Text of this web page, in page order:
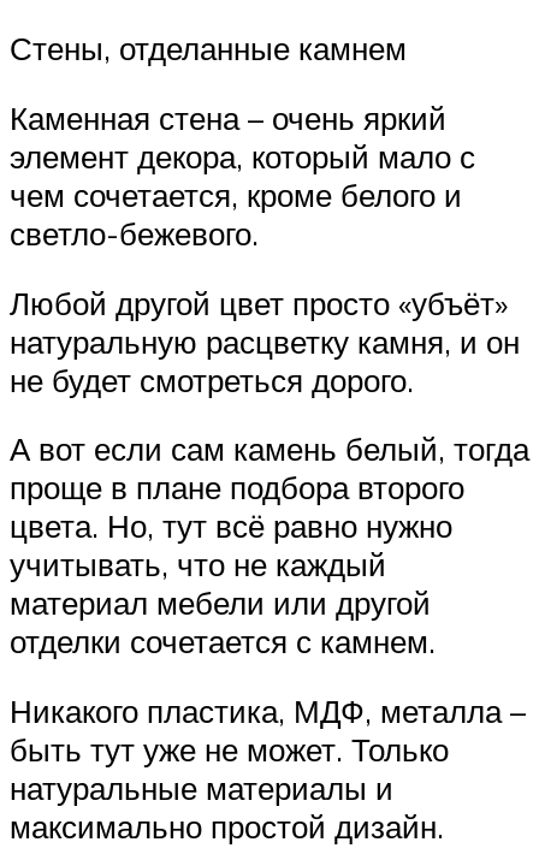
Стены, отделанные камнем
Каменная стена – очень яркий
элемент декора, который мало с
чем сочетается, кроме белого и
светло-бежевого.
Любой другой цвет просто «убъёт»
натуральную расцветку камня, и он
не будет смотреться дорого.
А вот если сам камень белый, тогда
проще в плане подбора второго
цвета. Но, тут всё равно нужно
учитывать, что не каждый
материал мебели или другой
отделки сочетается с камнем.
Никакого пластика, МДФ, металла –
быть тут уже не может. Только
натуральные материалы и
максимально простой дизайн.